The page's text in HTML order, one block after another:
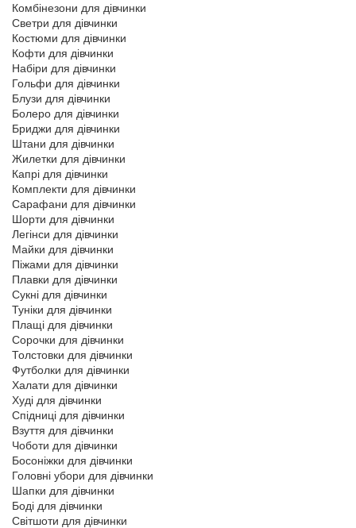
Комбінезони для дівчинки
Светри для дівчинки
Костюми для дівчинки
Кофти для дівчинки
Набіри для дівчинки
Гольфи для дівчинки
Блузи для дівчинки
Болеро для дівчинки
Бриджи для дівчинки
Штани для дівчинки
Жилетки для дівчинки
Капрі для дівчинки
Комплекти для дівчинки
Сарафани для дівчинки
Шорти для дівчинки
Легінси для дівчинки
Майки для дівчинки
Піжами для дівчинки
Плавки для дівчинки
Сукні для дівчинки
Туніки для дівчинки
Плащі для дівчинки
Сорочки для дівчинки
Толстовки для дівчинки
Футболки для дівчинки
Халати для дівчинки
Худі для дівчинки
Спідниці для дівчинки
Взуття для дівчинки
Чоботи для дівчинки
Босоніжки для дівчинки
Головні убори для дівчинки
Шапки для дівчинки
Боді для дівчинки
Світшоти для дівчинки